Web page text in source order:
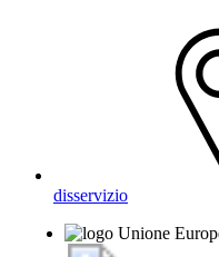
disservizio